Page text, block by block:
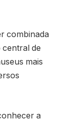
combinada
central de
mais
a